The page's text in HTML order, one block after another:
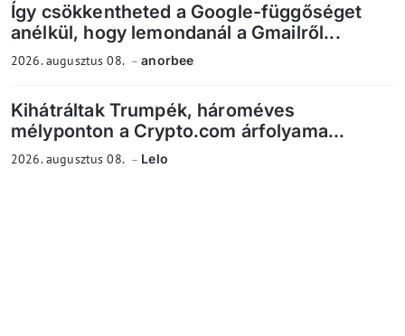
Így csökkentheted a Google-függőséget
anélkül, hogy lemondanál a Gmailről...
2026. augusztus 08. anorbee
Kihátráltak Trumpék, hároméves
mélyponton a Crypto.com árfolyama...
2026. augusztus 08. Lelo